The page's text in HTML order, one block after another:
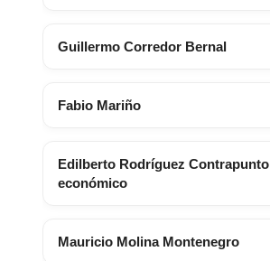
Guillermo Corredor Bernal
Fabio Mariño
Edilberto Rodríguez Contrapunto
económico
Mauricio Molina Montenegro